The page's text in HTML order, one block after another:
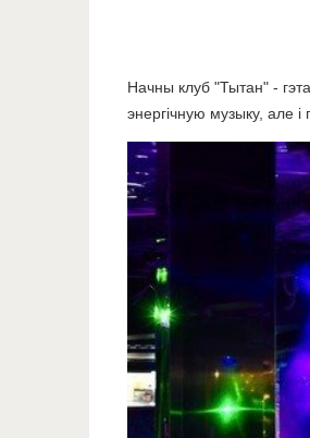
Начны клуб "Тытан" -
энергічную музыку, але